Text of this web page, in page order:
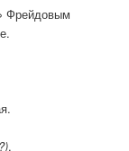
Фрейдовым
.